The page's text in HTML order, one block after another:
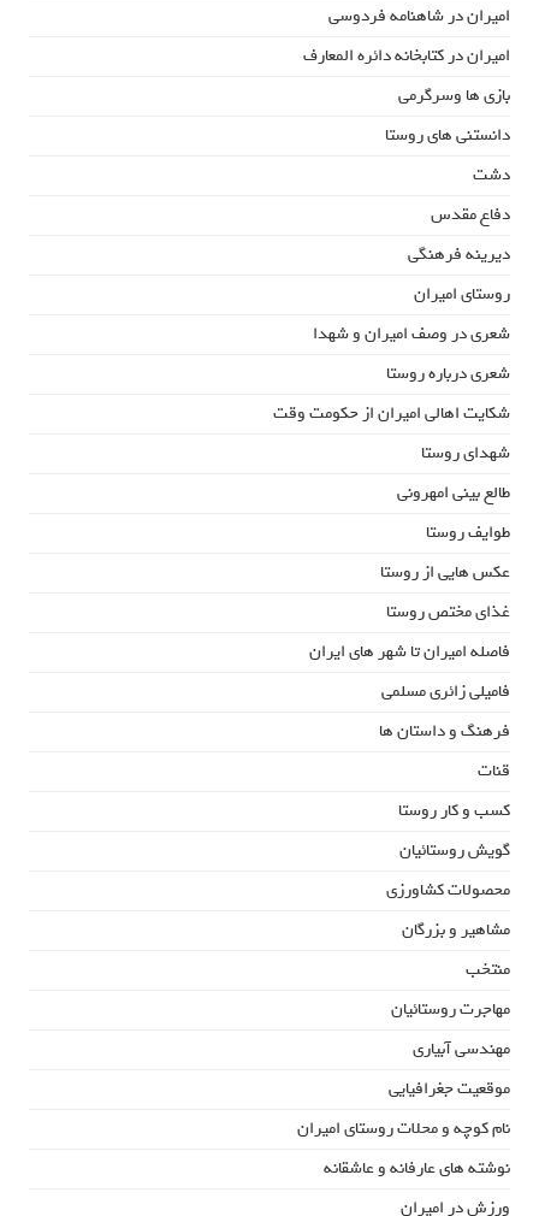
امیران در شاهنامه فردوسی
امیران در کتابخانه دائره المعارف
بازی ها وسرگرمی
دانستنی های روستا
دشت
دفاع مقدس
دیرینه فرهنگی
روستای امیران
شعری در وصف امیران و شهدا
شعری درباره روستا
شکایت اهالی امیران از حکومت وقت
شهدای روستا
طالع بینی امهرونی
طوایف روستا
عکس هایی از روستا
غذای مختص روستا
فاصله امیران تا شهر های ایران
فامیلی زائری مسلمی
فرهنگ و داستان ها
قنات
کسب و کار روستا
گویش روستائیان
محصولات کشاورزی
مشاهیر و بزرگان
منتخب
مهاجرت روستائیان
مهندسی آبیاری
موقعیت جغرافیایی
نام کوچه و محلات روستای امیران
نوشته های عارفانه و عاشقانه
ورزش در امیران